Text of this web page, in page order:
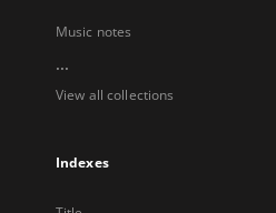
Music notes
...
View all collections
Indexes